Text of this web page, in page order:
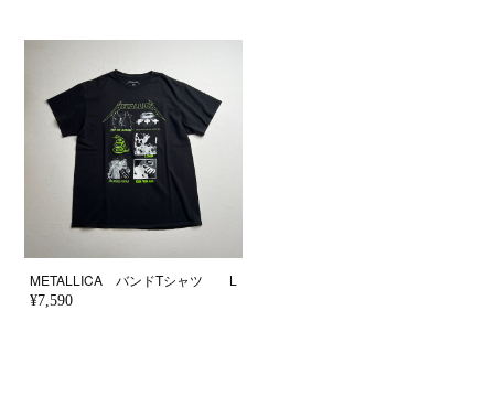
METALLICA バンドTシャツ L
¥7,590